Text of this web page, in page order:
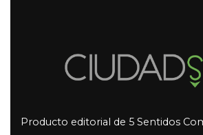
Producto editorial de 5 Sentidos